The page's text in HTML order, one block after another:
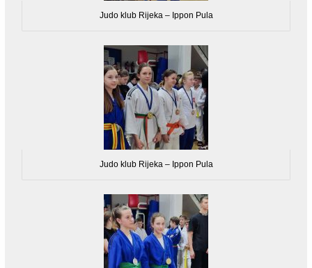
Judo klub Rijeka – Ippon Pula
Judo klub Rijeka – Ippon Pula